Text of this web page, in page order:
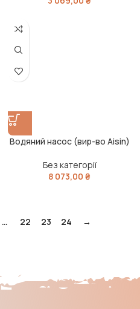
Водяний насос (вир-во Aisin)
Без категорії
8 073,00 ₴
… 22 23 24 →